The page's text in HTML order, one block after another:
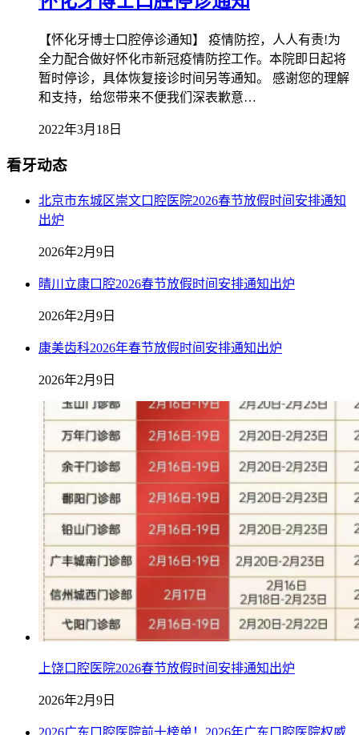
【怀化牙博士口腔停诊通知】 疫情防控，人人有责!为
全力配合做好怀化市新冠疫情防控工作。本院即日起将
暂时停诊，具体恢复接诊时间另等通知。 感谢您的理解
和支持，给您带来不便我们深表歉意…
2022年3月18日
看牙动态
北京市东城区崇文口腔医院2026春节放假时间安排通知
出炉
2026年2月9日
晴川立康口腔2026春节放假时间安排通知出炉
2026年2月9日
康美齿科2026年春节放假时间安排通知出炉
2026年2月9日
上饶口腔医院2026春节放假时间安排通知出炉
2026年2月9日
2026广东口腔医院前十榜单！2026年广东口腔医院权威